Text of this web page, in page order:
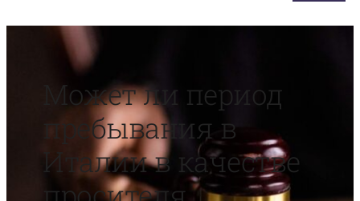
Может ли период
пребывания в
Италии в качестве